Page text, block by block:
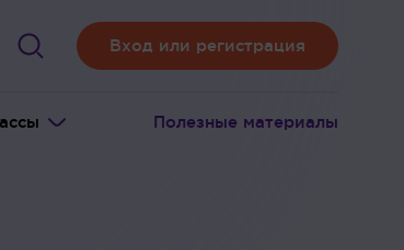
Вход или регистрация
Полезные материалы